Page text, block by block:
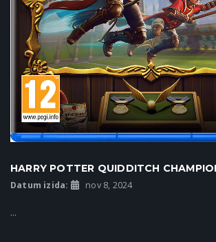
HARRY POTTER QUIDDITCH
Datum izida: nov 8, 2024
...